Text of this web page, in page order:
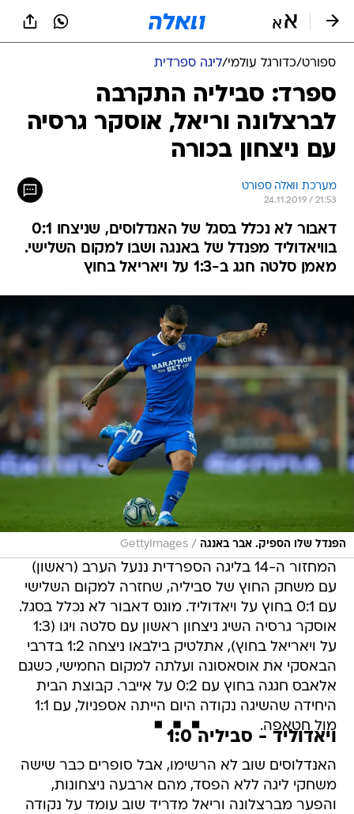
ספורט/כדורגל עולמי/ליגה ספרדית
ספרד: סביליה התקרבה
לברצלונה וריאל, אוסקר גרסיה
עם ניצחון בכורה
מערכת וואלה ספורט
24.11.2019 / 21:53
דאבור לא נכלל בסגל של האנדלוסים, שניצחו 0:1
בוויאדוליד מפנדל של באנגה ושבו למקום השלישי.
מאמן סלטה חגג ב-1:3 על ויאריאל בחוץ
הפנדל שלו הספיק. אבר באנגה /
GettyImages
המחזור ה-14 בליגה הספרדית ננעל הערב (ראשון)
עם משחק החוץ של סביליה, שחזרה למקום השלישי
עם 0:1 בחוץ על ויאדוליד. מונס דאבור לא נכלל בסגל.
אוסקר גרסיה השיג ניצחון ראשון עם סלטה ויגו (1:3
על ויאריאל בחוץ), אתלטיק בילבאו ניצחה 1:2 בדרבי
הבאסקי את אוסאסונה ועלתה למקום החמישי, כשגם
אלאבס חגגה בחוץ עם 0:2 על אייבר. קבוצת הבית
היחידה שהשיגה נקודה היום הייתה אספניול, עם 1:1
מול חטאפה.
ויאדוליד - סביליה 1:0
האנדלוסים שוב לא הרשימו, אבל סופרים כבר שישה
משחקי ליגה ללא הפסד, מהם ארבעה ניצחונות,
והפער מברצלונה וריאל מדריד שוב עומד על נקודה